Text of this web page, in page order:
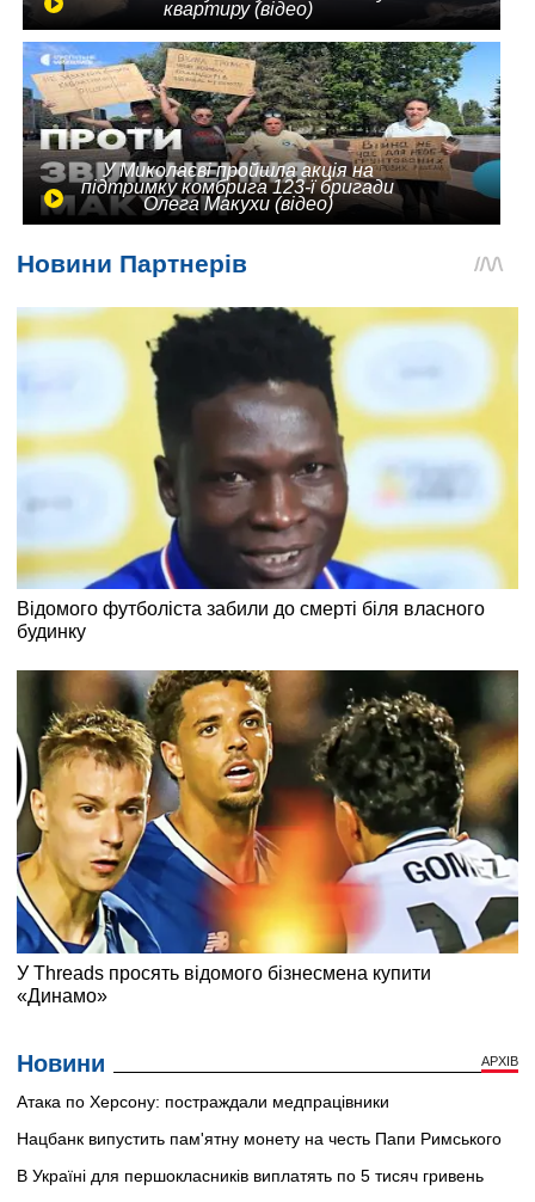
квартиру (відео)
У Миколаєві пройшла акція на
підтримку комбрига 123-ї бригади
Олега Макухи (відео)
Новини АРХІВ
Атака по Херсону: постраждали медпрацівники
Нацбанк випустить пам'ятну монету на честь Папи Римського
В Україні для першокласників виплатять по 5 тисяч гривень